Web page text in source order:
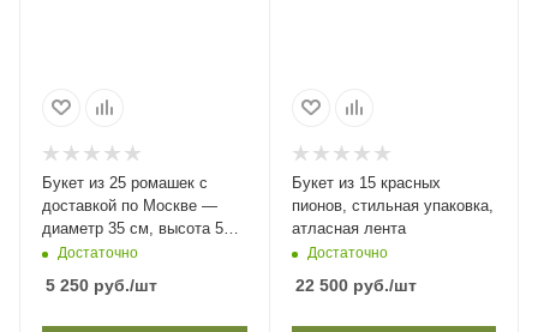
Букет из 25 ромашек с
доставкой по Москве —
диаметр 35 см, высота 50
смДостаточно
5 250 руб./шт
Букет из 15 красных
пионов, стильная упаковка,
атласная лента
Достаточно
22 500руб./шт